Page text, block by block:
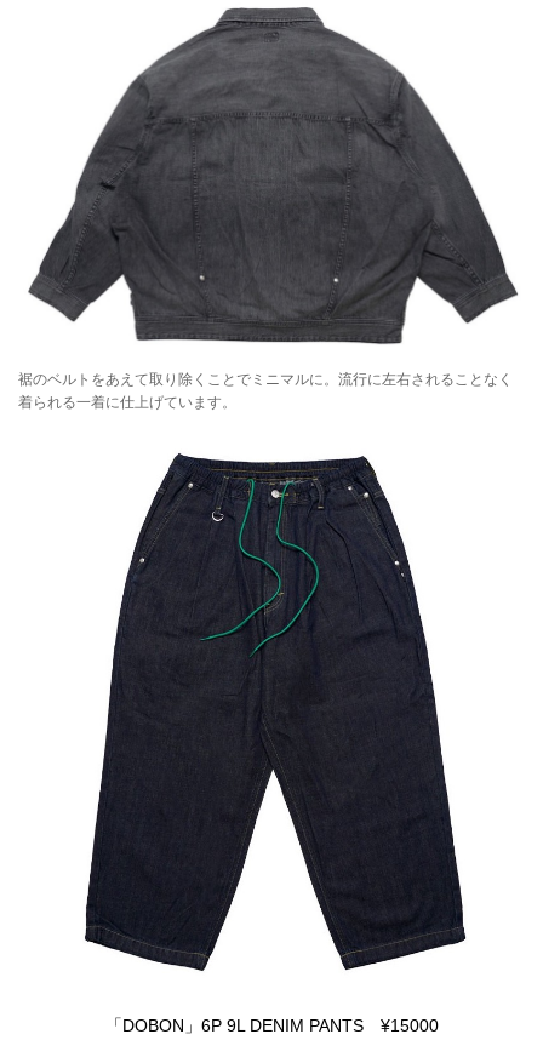
裾のベルトをあえて取り除くことでミニマルに。流行に左右されることなく
着られる一着に仕上げています。
「DOBON」6P 9L DENIM PANTS ¥15000